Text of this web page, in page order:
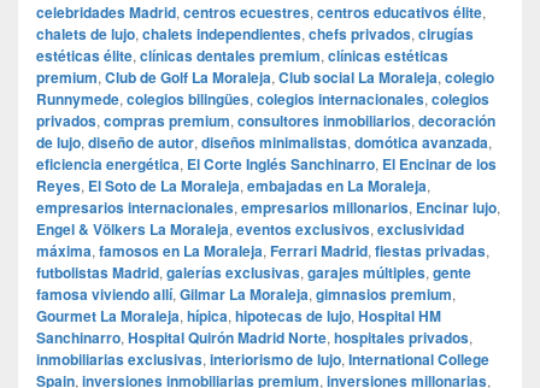
celebridades Madrid, centros ecuestres, centros educativos élite,
chalets de lujo, chalets independientes, chefs privados, cirugías
estéticas élite, clínicas dentales premium, clínicas estéticas
premium, Club de Golf La Moraleja, Club social La Moraleja, colegio
Runnymede, colegios bilingües, colegios internacionales, colegios
privados, compras premium, consultores inmobiliarios, decoración
de lujo, diseño de autor, diseños minimalistas, domótica avanzada,
eficiencia energética, El Corte Inglés Sanchinarro, El Encinar de los
Reyes, El Soto de La Moraleja, embajadas en La Moraleja,
empresarios internacionales, empresarios millonarios, Encinar lujo,
Engel & Völkers La Moraleja, eventos exclusivos, exclusividad
máxima, famosos en La Moraleja, Ferrari Madrid, fiestas privadas,
futbolistas Madrid, galerías exclusivas, garajes múltiples, gente
famosa viviendo allí, Gilmar La Moraleja, gimnasios premium,
Gourmet La Moraleja, hípica, hipotecas de lujo, Hospital HM
Sanchinarro, Hospital Quirón Madrid Norte, hospitales privados,
inmobiliarias exclusivas, interiorismo de lujo, International College
Spain, inversiones inmobiliarias premium, inversiones millonarias,